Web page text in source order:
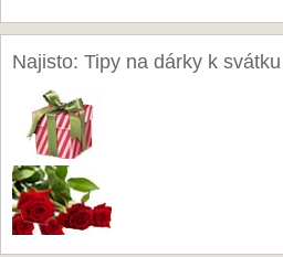
Najisto: Tipy na dárky k svátku